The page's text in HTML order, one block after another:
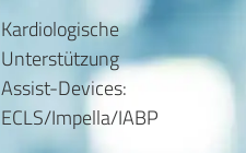
Kardiologische
Unterstützung
Assist-Devices:
ECLS/Impella/IABP